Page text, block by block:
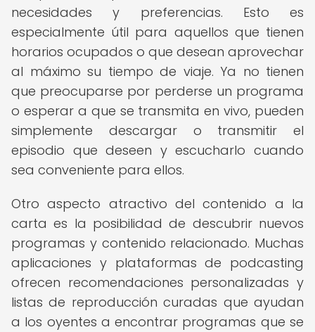
necesidades y preferencias. Esto es
especialmente útil para aquellos que tienen
horarios ocupados o que desean aprovechar
al máximo su tiempo de viaje. Ya no tienen
que preocuparse por perderse un programa
o esperar a que se transmita en vivo, pueden
simplemente descargar o transmitir el
episodio que deseen y escucharlo cuando
sea conveniente para ellos.
Otro aspecto atractivo del contenido a la
carta es la posibilidad de descubrir nuevos
programas y contenido relacionado. Muchas
aplicaciones y plataformas de podcasting
ofrecen recomendaciones personalizadas y
listas de reproducción curadas que ayudan
a los oyentes a encontrar programas que se